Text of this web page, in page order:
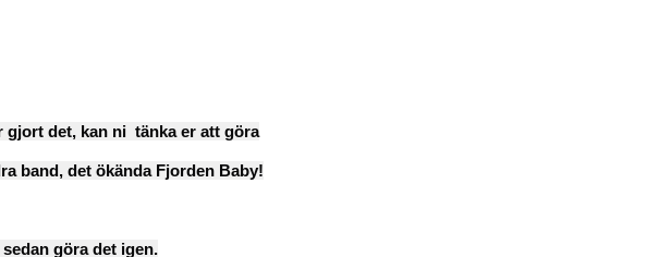
gjort det, kan ni tänka er att göra
band, det ökända Fjorden Baby!
göra det igen.